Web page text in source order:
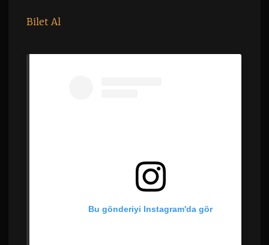
Bilet Al
Bu gönderiyi Instagram'da gör